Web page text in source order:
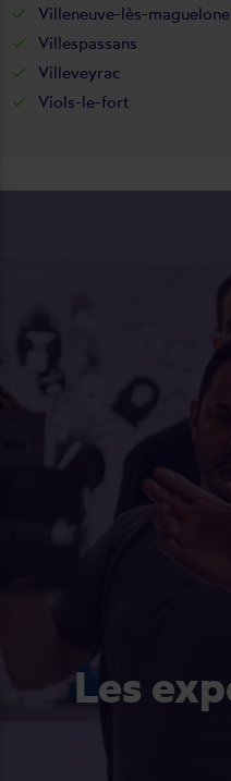
Villeneuve-lès-maguelone
Villespassans
Villeveyrac
Viols-le-fort
Les experts du volet